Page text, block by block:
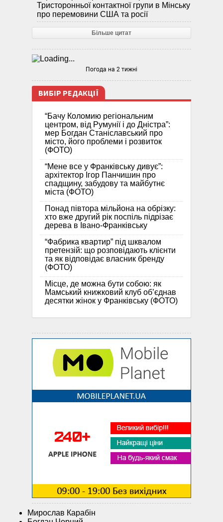
Тристоронньої контактної групи в Мінську
про перемовини США та росії
Більше цитат
Погода на 2 тижні
ВИБІР РЕДАКЦІЇ
“Бачу Коломию регіональним
центром, від Румунії і до Дністра”:
мер Богдан Станіславський про
місто, його проблеми і розвиток
(ФОТО)
“Мене все у Франківську дивує”:
архітектор Ігор Панчишин про
спадщину, забудову та майбутнє
міста (ФОТО)
Понад півтора мільйона на обрізку:
хто вже другий рік поспіль підрізає
дерева в Івано-Франківську
“Фабрика квартир” під шквалом
претензій: що розповідають клієнти
та як відповідає власник бренду
(ФОТО)
Місце, де можна бути собою: як
Мамський книжковий клуб об’єднав
десятки жінок у Франківську (ФОТО)
Мирослав Карабін